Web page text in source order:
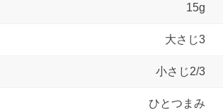
15g
大さじ3
小さじ2/3
ひとつまみ